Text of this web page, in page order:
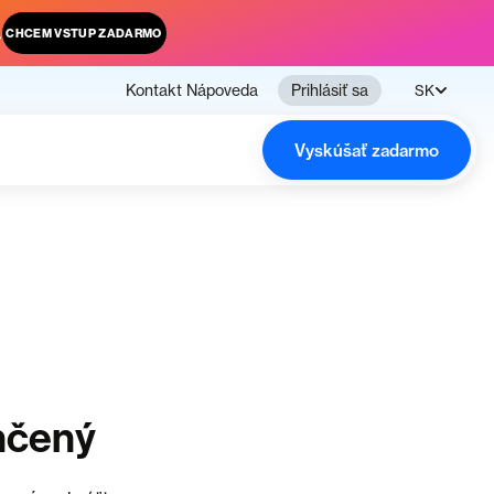
CHCEM VSTUP ZADARMO
Kontakt Nápoveda Prihlásiť sa SK
Vyskúšať zadarmo